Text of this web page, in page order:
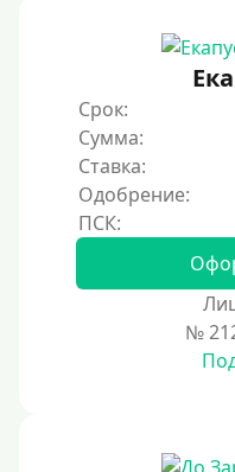
Срок:
Сумма:
Ставка:
Одобрение:
№